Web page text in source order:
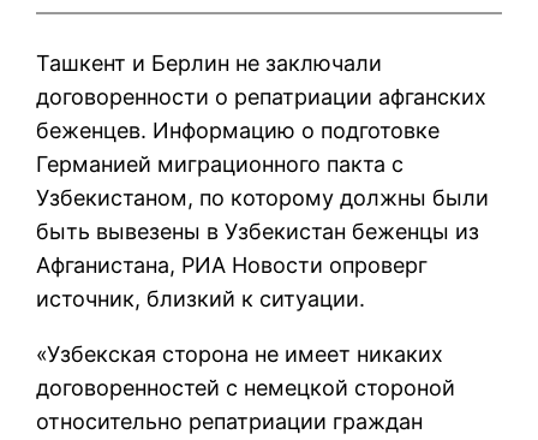
Ташкент и Берлин не заключали
договоренности о репатриации афганских
беженцев. Информацию о подготовке
Германией миграционного пакта с
Узбекистаном, по которому должны были
быть вывезены в Узбекистан беженцы из
Афганистана, РИА Новости опроверг
источник, близкий к ситуации.
«Узбекская сторона не имеет никаких
договоренностей с немецкой стороной
относительно репатриации граждан